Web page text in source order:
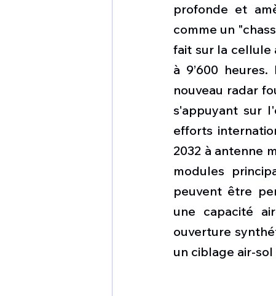
profonde et
comme un
fait sur la cellule
à 9’600
nouveau radar
s'appuyant sur
efforts
2032 à antenne
modules
peuvent être
une capacité
ouverture
un ciblage air-sol